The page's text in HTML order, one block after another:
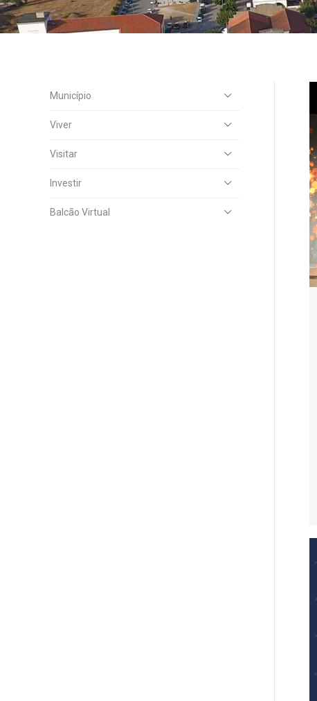
Município
Viver
Visitar
Investir
Balcão Virtual